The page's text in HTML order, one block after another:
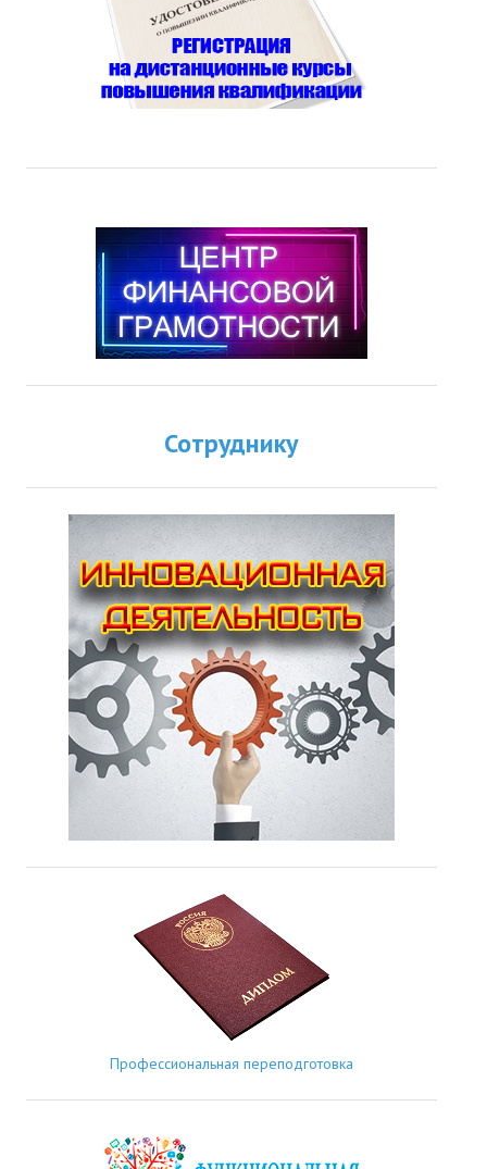
Сотруднику
Профессиональная переподготовка